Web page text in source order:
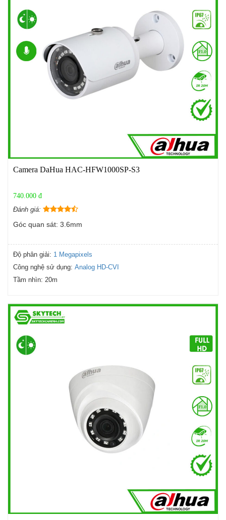
Camera DaHua HAC-HFW1000SP-S3
740.000 đ
Đánh giá:
Góc quan sát: 3.6mm
Độ phân giải: 1 Megapixels
Công nghệ sử dụng: Analog HD-CVI
Tầm nhìn: 20m